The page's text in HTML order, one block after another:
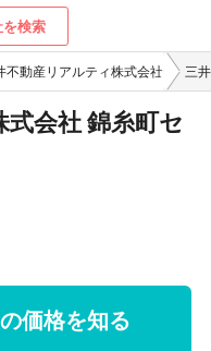
を検索
不動産リアルティ株式会社 三
会社 錦糸町セ
価格を知る